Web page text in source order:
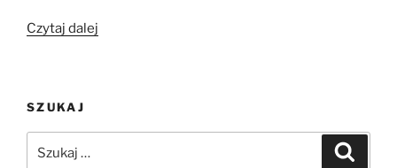
Czytaj dalej
Conference
SZUKAJ